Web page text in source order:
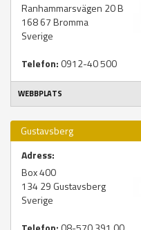
Ranhammarsvägen 20 B
168 67Bromma
Sverige
Telefon: 0912-40 500
WEBBPLATS
Gustavsberg
Adress:
Box 400
134 29 Gustavsberg
Sverige